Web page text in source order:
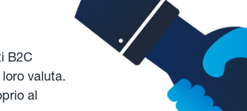
B2C
valuta.
al